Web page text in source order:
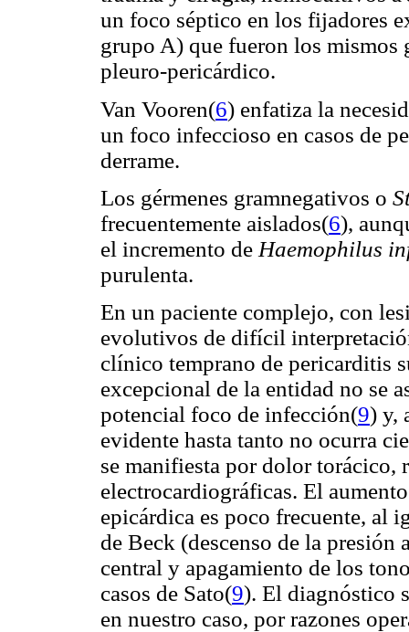
un foco séptico en los fijadores
grupo A) que fueron los mismos
pleuro-pericárdico.
Van Vooren(6) enfatiza la
un foco infeccioso en casos de
derrame.
Los gérmenes gramnegativos o
frecuentemente aislados(6),
el incremento de Haemophilus
purulenta.
En un paciente complejo, con
evolutivos de difícil
clínico temprano de pericarditis
excepcional de la entidad no se
potencial foco de infección(9) y,
evidente hasta tanto no ocurra
se manifiesta por dolor torácico,
electrocardiográficas. El
epicárdica es poco frecuente, al
de Beck (descenso de la presión
central y apagamiento de los
casos de Sato(9). El diagnóstico
en nuestro caso, por razones